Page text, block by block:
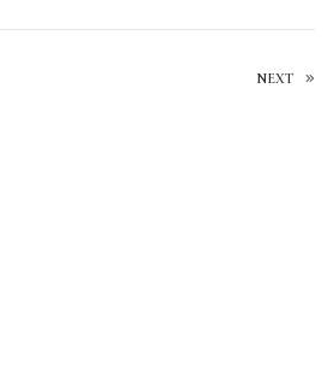
NEXT